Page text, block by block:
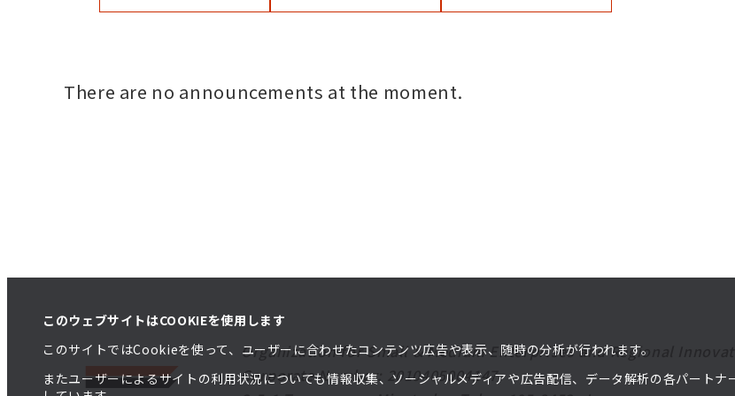
このウェブサイトはCOOKIEを使用します
このサイトではCookieを使って、ユーザーに合わせたコンテンツ広告や表示、随時の分析が行われます。
またユーザーによるサイトの利用状況についても情報収集、ソーシャルメディアや広告配信、データ解析の各パートナ
There are no announcements at the moment.
Organization for Small & Medium Enterprises and Regional
Corporate Number: 2010405004147